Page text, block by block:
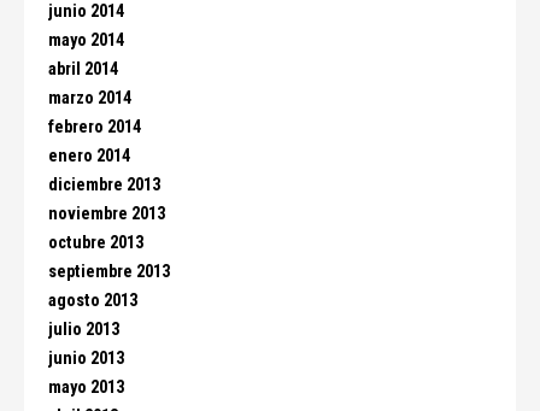
junio 2014
mayo 2014
abril 2014
marzo 2014
febrero 2014
enero 2014
diciembre 2013
noviembre 2013
octubre 2013
septiembre 2013
agosto 2013
julio 2013
junio 2013
mayo 2013